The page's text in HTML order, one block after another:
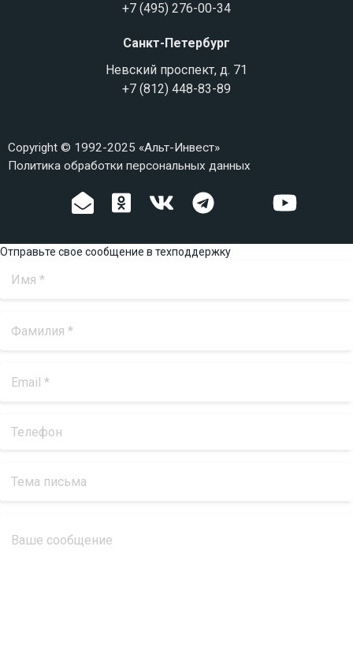
+7 (495) 276-00-34
Санкт-Петербург
Невский проспект, д. 71
+7 (812) 448-83-89
Copyright © 1992-2025 «Альт-Инвест»
Политика обработки персональных данных
Отправьте свое сообщение в техподдержку